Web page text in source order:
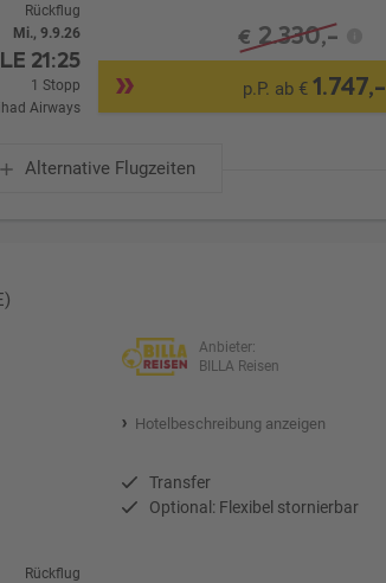
Rückflug
Mi., 9.9.26
21:25
1 Stopp
Airways
€ 2.330,-
p.P. ab € 1.747,-
Alternative Flugzeiten
Anbieter:
BILLA Reisen
Hotelbeschreibung anzeigen
Transfer
Optional: Flexibel stornierbar
Rückflug